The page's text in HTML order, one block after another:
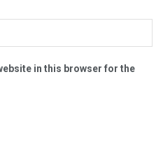
in this browser for the